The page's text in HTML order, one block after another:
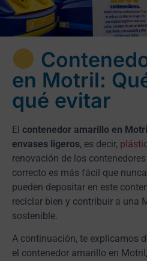
en Motril:
qué evitar
El contenedor amarillo en
envases ligeros, es decir,
renovación de los
correcto es más fácil que
pueden depositar en este
reciclar bien y contribuir a una
sostenible.
A continuación, te explicamos
el contenedor amarillo en